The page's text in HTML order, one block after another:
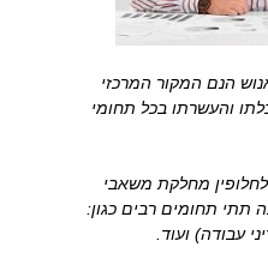
הנם המקור המרכזי
והעשרתו בכל תחומי
מחלקת משאבי
תתי תחומים רבים כגון:
עבודה) ועוד.